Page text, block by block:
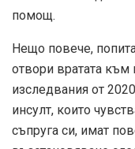
помощ.
Нещо повече,
отвори вратата към
изследвания от
инсулт, които
съпруга си, имат